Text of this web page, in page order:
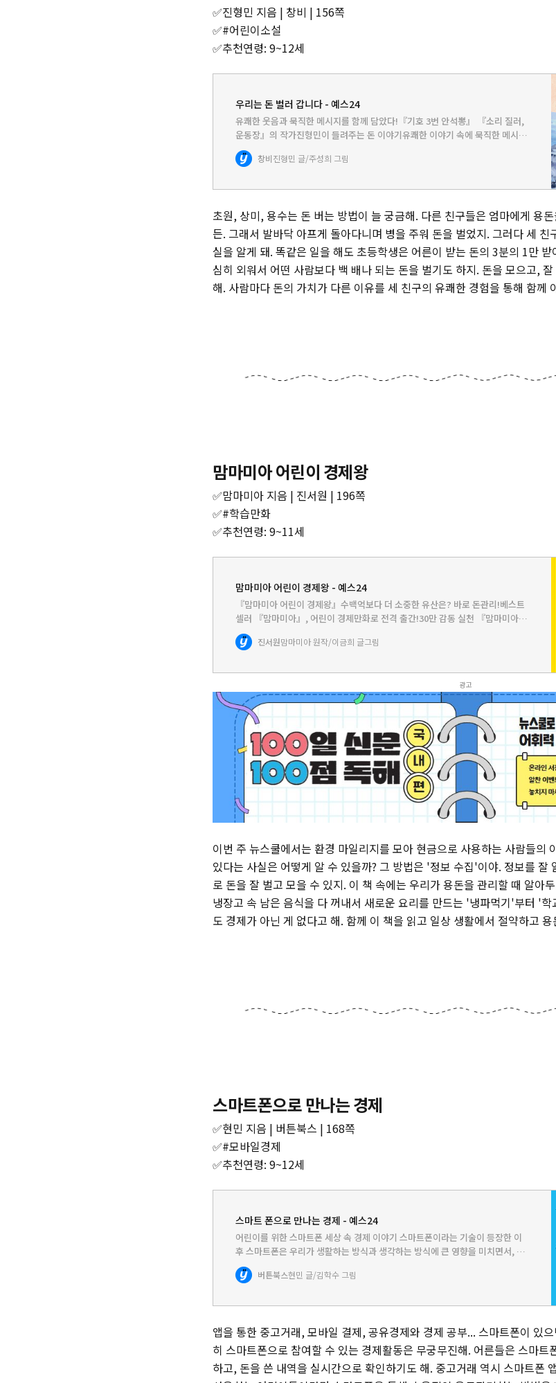
✅진형민 지음 | 창비 | 156쪽‌
‌✅#어린이소설
‌✅추천연령: 9~12세
우리는 돈 벌러 갑니다 - 예스24
유쾌한 웃음과 묵직한 메시지를 함께 담았다!『기호 3번 안석뽕』 『소리 질러,
운동장』의 작가진형민이 들려주는 돈 이야기유쾌한 이야기 속에 묵직한 메시지
를 담은 작품으로 독자들에게 사랑받는 진형민 작가의 신작 『우리는 돈 벌러 갑
니다』가 출간되었다. 하고 싶은…
창비진형민 글/주성희 그림
초원, 상미, 용수는 돈 버는 방법이 늘 궁금해. 다른 친구들은 엄마에게 용
든. 그래서 발바닥 아프게 돌아다니며 병을 주워 돈을 벌었지. 그러다 세
실을 알게 돼. 똑같은 일을 해도 초등학생은 어른이 받는 돈의 3분의 1만
심히 외워서 어떤 사람보다 백 배나 되는 돈을 벌기도 하지. 돈을 모으고,
해. 사람마다 돈의 가치가 다른 이유를 세 친구의 유쾌한 경험을 통해 함께
맘마미아 어린이 경제왕
✅맘마미아 지음 | 진서원 | 196쪽
✅#학습만화
✅추천연령: 9~11세
맘마미아 어린이 경제왕 - 예스24
『맘마미아 어린이 경제왕』수백억보다 더 소중한 유산은? 바로 돈관리!베스트
셀러 『맘마미아』, 어린이 경제만화로 전격 출간!30만 감동 실천 『맘마미아』
시리즈! 이 책을 일찍 읽었더라면 인생이 바뀌었을 거라며, 아이들을 위해 용돈관
리 습관부터 챙겨야겠다는 부모…
진서원맘마미아 원작/이금희 글그림
광고
이번 주 뉴스쿨에서는 환경 마일리지를 모아 현금으로 사용하는 사람들의
있다는 사실은 어떻게 알 수 있을까? 그 방법은 '정보 수집'이야. 정보를 잘
로 돈을 잘 벌고 모을 수 있지. 이 책 속에는 우리가 용돈을 관리할 때 알아
냉장고 속 남은 음식을 다 꺼내서 새로운 요리를 만드는 '냉파먹기'부터 '
도 경제가 아닌 게 없다고 해. 함께 이 책을 읽고 일상 생활에서 절약하고
스마트폰으로 만나는 경제
✅현민 지음 | 버튼북스 | 168쪽
✅#모바일경제
✅추천연령: 9~12세
스마트 폰으로 만나는 경제 - 예스24
어린이를 위한 스마트폰 세상 속 경제 이야기 스마트폰이라는 기술이 등장한 이
후 스마트폰은 우리가 생활하는 방식과 생각하는 방식에 큰 영향을 미치면서, 예
전에는 없었던 새로운 방식의 활동들과 생각들을 만들어내고 있다. 특히 경제 활
동에서는 스마트폰으로 인해 완전…
버튼북스현민 글/김학수 그림
앱을 통한 중고거래, 모바일 결제, 공유경제와 경제 공부... 스마트폰이 있
히 스마트폰으로 참여할 수 있는 경제활동은 무궁무진해. 어른들은 스마트
하고, 돈을 쓴 내역을 실시간으로 확인하기도 해. 중고거래 역시 스마트폰